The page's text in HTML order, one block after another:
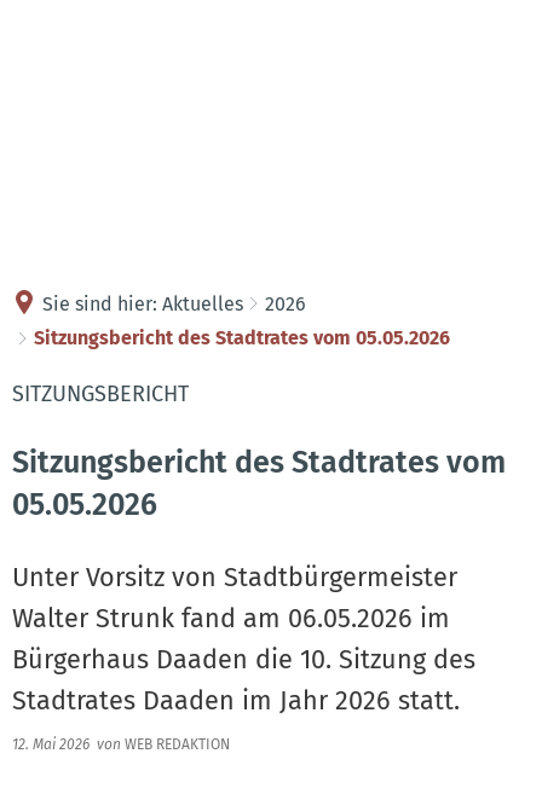
Sie sind hier: Aktuelles
2026
Sitzungsbericht des Stadtrates vom 05.05.2026
SITZUNGSBERICHT
Sitzungsbericht des Stadtrates vom
05.05.2026
Unter Vorsitz von Stadtbürgermeister
Walter Strunk fand am 06.05.2026 im
Bürgerhaus Daaden die 10. Sitzung des
Stadtrates Daaden im Jahr 2026 statt.
12. Mai 2026 von WEB REDAKTION